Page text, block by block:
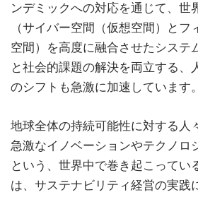
ンデミックへの対応を通じて、世
（サイバー空間（仮想空間）とフ
空間）を高度に融合させたシステ
と社会的課題の解決を両立する、
のシフトも急激に加速しています。
地球全体の持続可能性に対する人
急激なイノベーションやテクノロ
という、世界中で巻き起こってい
は、サステナビリティ経営の実践